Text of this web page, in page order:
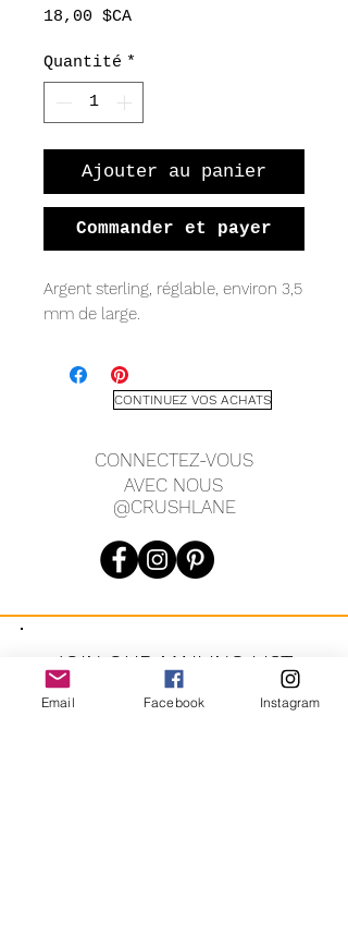
18,00 $CAPrix
Quantité *
Ajouter au panier
Commander et payer
Argent sterling, réglable, environ 3,5
mm de large.
CONTINUEZ VOS ACHATS
CONNECTEZ-VOUS
AVEC NOUS
@CRUSHLANE
JOIN OUR MAILING LIST
Email Facebook Instagram